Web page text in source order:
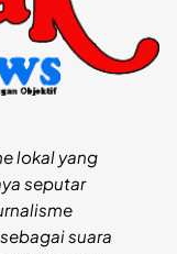
lokal yang
seputar
suara